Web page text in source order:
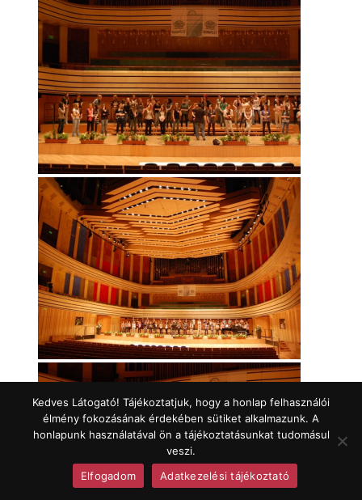
Kedves Látogató! Tájékoztatjuk, hogy a honlap felhasználói
élmény fokozásának érdekében sütiket alkalmazunk. A
honlapunk használatával ön a tájékoztatásunkat tudomásul
veszi.
Elfogadom
Adatkezelési tájékoztató